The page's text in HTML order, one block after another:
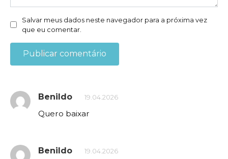
Salvar meus dados neste navegador para a próxima vez
que eu comentar.
Benildo 19.04.2026
Quero baixar
Benildo 19.04.2026